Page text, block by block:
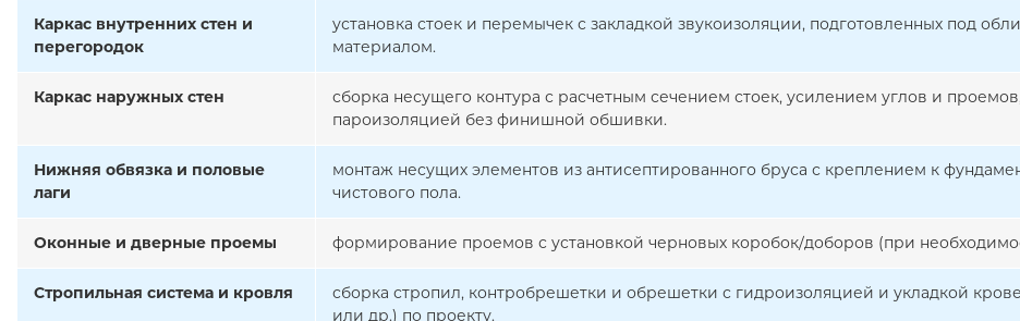
Каркас внутренних стен и
перегородок
установка стоек и перемычек с закладкой звукоизоляции, подготовленных под
материалом.
Каркас наружных стен
сборка несущего контура с расчетным сечением стоек, усилением углов и
пароизоляцией без финишной обшивки.
Нижняя обвязка и половые
лаги
монтаж несущих элементов из антисептированного бруса с креплением к
чистового пола.
Оконные и дверные проемы формирование проемов с установкой черновых коробок/доборов (при
Стропильная система и кровля
сборка стропил, контробрешетки и обрешетки с гидроизоляцией и укладкой
или др.) по проекту.